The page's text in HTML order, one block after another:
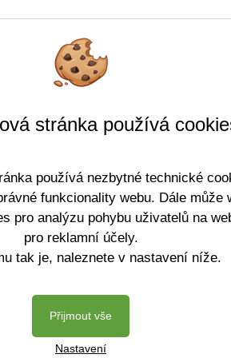
Postaveno ve službě
stránka používá
používá nezbytné technické
funkcionality webu. Dále může
pro analýzu pohybu uživatelů na
pro reklamní účely.
tak je, naleznete v nastavení níže.
Přijmout vše
Nastavení